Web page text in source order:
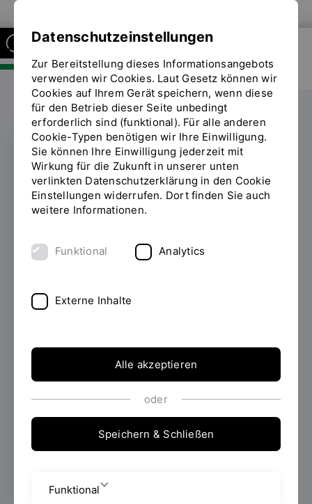
FAKULTÄT SOZIAL- UND
GESUNDHEITSWISSENSCHAFTEN
AUSTAUSCH
Roll-Out Event des
Projekts VReduMED:
XR in der
05.11.2025 Am 23. Oktober 2025 fand an
Europe Projekts VReduMED: XR in der
Pflegebildung statt. Die Veranstaltung stand
Austauschs über didaktische Konzepte,
praktische Einsatzmöglichkeiten von
Datenschutzeinstellungen
Zur Bereitstellung dieses Informationsangebots
verwenden wir Cookies. Laut Gesetz können wir
Cookies auf Ihrem Gerät speichern, wenn diese
für den Betrieb dieser Seite unbedingt
erforderlich sind (funktional). Für alle anderen
Cookie-Typen benötigen wir Ihre Einwilligung.
Sie können Ihre Einwilligung jederzeit mit
Wirkung für die Zukunft in unserer unten
verlinkten Datenschutzerklärung in den Cookie
Einstellungen widerrufen. Dort finden Sie auch
weitere Informationen.
Funktional Analytics
Externe Inhalte
Alle akzeptieren
oder
Speichern & Schließen
Funktional